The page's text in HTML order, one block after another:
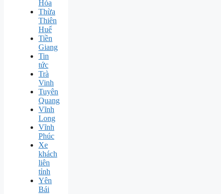
Hóa
Thừa
Thiên
Huế
Tiền
Giang
Tin
tức
Trà
Vinh
Tuyên
Quang
Vĩnh
Long
Vĩnh
Phúc
Xe
khách
liên
tỉnh
Yên
Bái